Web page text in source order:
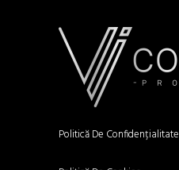
Politică De Confidențialitate